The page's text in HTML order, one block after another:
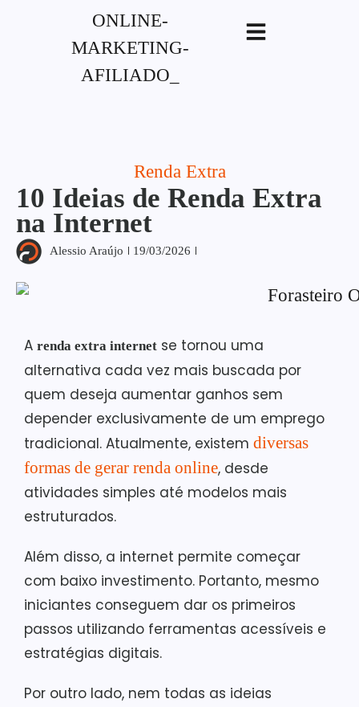
G-XVBZZCFH00pub-
5970489886047746AW-17954400846.
Renda Extra
10 Ideias de Renda Extra
na Internet
Alessio Araújo 19/03/2026
A renda extra internet se tornou uma
alternativa cada vez mais buscada por
quem deseja aumentar ganhos sem
depender exclusivamente de um emprego
tradicional. Atualmente, existem diversas
formas de gerar renda online, desde
atividades simples até modelos mais
estruturados.
Além disso, a internet permite começar
com baixo investimento. Portanto, mesmo
iniciantes conseguem dar os primeiros
passos utilizando ferramentas acessíveis e
estratégias digitais.
Por outro lado, nem todas as ideias